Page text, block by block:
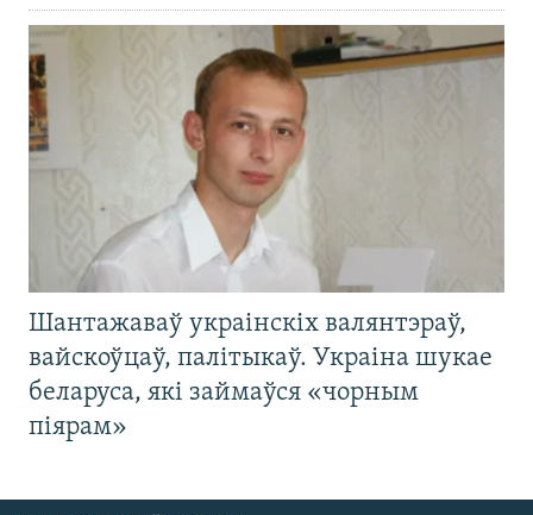
Шантажаваў украінскіх валянтэраў,
вайскоўцаў, палітыкаў. Украіна шукае
беларуса, які займаўся «чорным
піярам»